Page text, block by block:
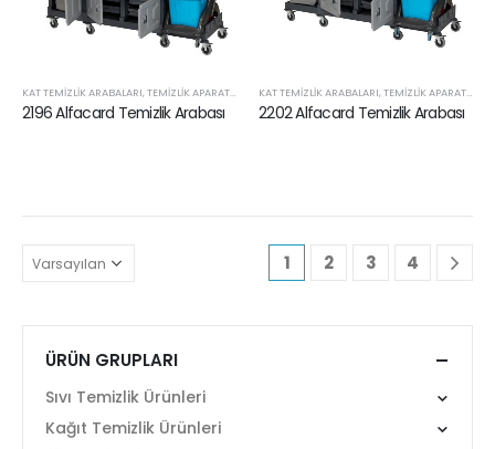
KAT TEMIZLIK ARABALARI,TEMIZLIK APARATLARI VE SARF ÜRÜNLERI
2196 Alfacard Temizlik Arabası
KAT TEMIZLIK ARABALARI,TEMIZLIK APARATLARI VE SARF ÜRÜNLERI
2202 Alfacard Temizlik Arabası
1 2 3 4
ÜRÜN GRUPLARI
Sıvı Temizlik Ürünleri
Kağıt Temizlik Ürünleri